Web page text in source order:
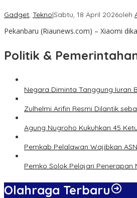
Gadget, Tekno|Sabtu, 18 April 2026oleh
Pekanbaru (Riaunews.com) – Xiaomi
Politik &
Negara Diminta Tanggung Iuran
Zulhelmi Arifin Resmi Dilantik
Agung Nugroho Kukuhkan 45
Pemkab Pelalawan Wajibkan
Pemko Solok Pelajari
Olahraga Terbaru